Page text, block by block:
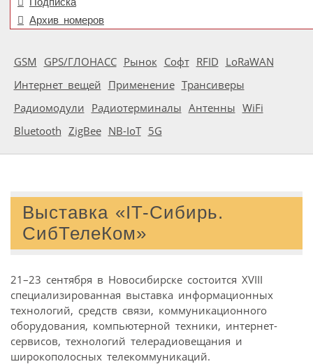
Архив номеров
GSM GPS/ГЛОНАСС Рынок Софт RFID LoRaWAN
Интернет вещей Применение Трансиверы
Радиомодули Радиотерминалы Антенны WiFi
Bluetooth ZigBee NB-IoT 5G
Выставка «IT-Сибирь.
СибТелеКом»
21–23 сентября в Новосибирске состоится XVIII
специализированная выставка информационных
технологий, средств связи, коммуникационного
оборудования, компьютерной техники, интернет-
сервисов, технологий телерадиовещания и
широкополосных телекоммуникаций.